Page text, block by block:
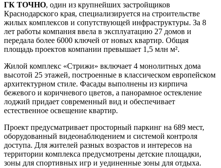
ГК ТОЧНО, один из крупнейших застройщиков
Краснодарского края, специализируется на строительстве
жилых комплексов и сопутствующей инфраструктуры. За 8
лет работы компания ввела в эксплуатацию 27 домов и
передала более 6000 ключей от новых квартир. Общая
площадь проектов компании превышает 1,5 млн м².
Жилой комплекс «Стрижи» включает 4 монолитных дома
высотой 25 этажей, построенные в классическом европейском
архитектурном стиле. Фасады выполнены из кирпича
бежевого и коричневого цветов, а панорамное остекление
лоджий придает современный вид и обеспечивает
естественное освещение квартир.
Проект предусматривает просторный паркинг на 689 мест,
оборудованный видеонаблюдением и системой контроля
доступа. Для жителей разных возрастов и интересов на
территории комплекса предусмотрены детские площадки,
зоны для спортивных игр и уединенные зоны для отдыха.